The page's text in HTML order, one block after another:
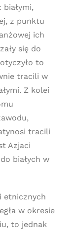
z punktu
ich
się do
to
tracili w
Z kolei
tracili
Azjaci
białych w
etnicznych
w okresie
to jednak